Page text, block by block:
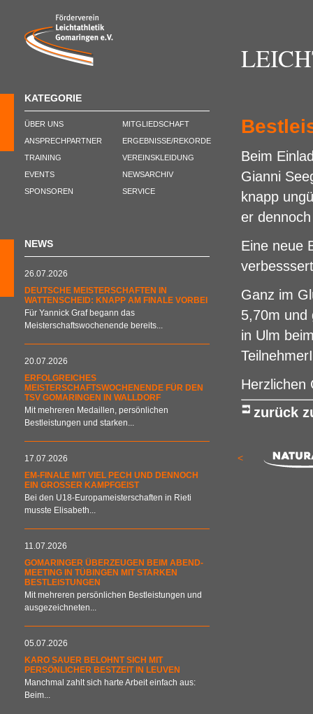
KATEGORIE
ÜBER UNS
ANSPRECHPARTNER
TRAINING
EVENTS
SPONSOREN
MITGLIEDSCHAFT
ERGEBNISSE/REKORDE
VEREINSKLEIDUNG
NEWSARCHIV
SERVICE
NEWS
26.07.2026
DEUTSCHE MEISTERSCHAFTEN IN
WATTENSCHEID: KNAPP AM FINALE VORBEI
Für Yannick Graf begann das
Meisterschaftswochenende bereits...
20.07.2026
ERFOLGREICHES
MEISTERSCHAFTSWOCHENENDE FÜR DEN
TSV GOMARINGEN IN WALLDORF
Mit mehreren Medaillen, persönlichen
Bestleistungen und starken...
17.07.2026
EM-FINALE MIT VIEL PECH UND DENNOCH
EIN GROSSER KAMPFGEIST
Bei den U18-Europameisterschaften in Rieti
musste Elisabeth...
11.07.2026
GOMARINGER ÜBERZEUGEN BEIM ABEND-
MEETING IN TÜBINGEN MIT STARKEN
BESTLEISTUNGEN
Mit mehreren persönlichen Bestleistungen und
ausgezeichneten...
05.07.2026
KARO SAUER BELOHNT SICH MIT
PERSÖNLICHER BESTZEIT IN LEUVEN
Manchmal zahlt sich harte Arbeit einfach aus:
Beim...
Beim
Gianni
knapp
er
Eine neue
Ganz im
5,70m und
in Ulm
Herzlichen
zurück
<